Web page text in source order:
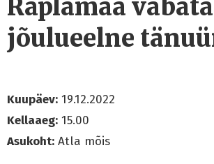
Raplamaa
jõulueelne
Kuupäev: 19.12.2022
Kellaaeg: 15.00
Asukoht: Atla mõis